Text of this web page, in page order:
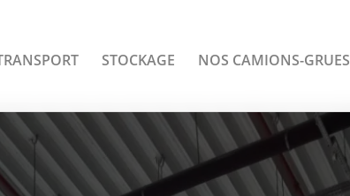
STOCKAGE NOS CAMIONS-GRUES